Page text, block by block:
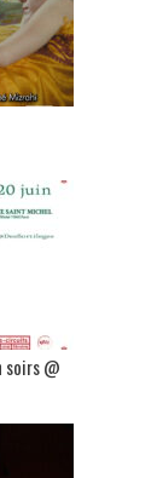
soirs @